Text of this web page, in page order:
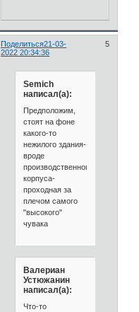
Поделиться 5
21-03-
2022 20:34:36
Semich
написал(а):
Предположим,
стоят на фоне
какого-то
нежилого здания-
вроде
производственного
корпуса-
проходная за
плечом самого
"высокого"
чувака
Валериан
Устюжанин
написал(а):
Что-то